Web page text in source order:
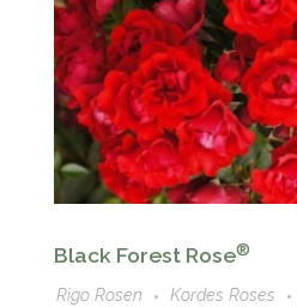
Black Forest Rose®
Rigo Rosen Kordes Roses